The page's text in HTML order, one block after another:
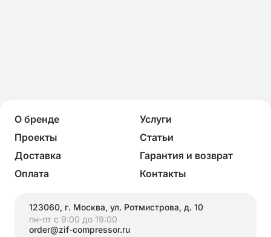
О бренде
Услуги
Проекты
Статьи
Доставка
Гарантия и возврат
Оплата
Контакты
123060, г. Москва, ул. Ротмистрова, д. 10
пн-пт с 9:00 до 19:00
order@zif-compressor.ru